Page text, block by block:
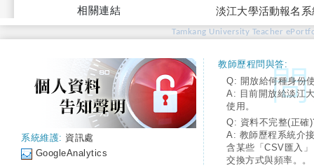
相關連結 淡江大學活動報名
Tamkang University Teacher
系統維護: 資訊處
GoogleAnalytics
教師歷程問與答:
Q: 開放給何種身份
A: 目前開放給淡江
使用。
Q: 資料不完整(正確
A: 教師歷程系統介
含某些「CSV匯入
交換方式與頻率。。